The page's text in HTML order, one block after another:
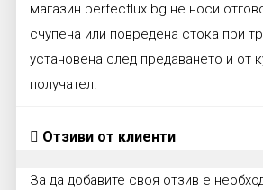
магазин perfectlux.bg не носи
счупена или повредена стока при
установена след предаването и от
получател.
Отзиви от клиенти
За да добавите своя отзив е